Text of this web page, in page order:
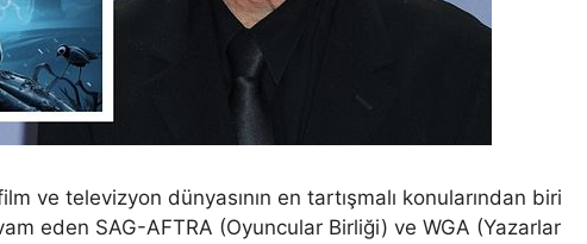
ve televizyon dünyasının en tartışmalı konularından biri
eden SAG-AFTRA (Oyuncular Birliği) ve WGA (Yazarlar